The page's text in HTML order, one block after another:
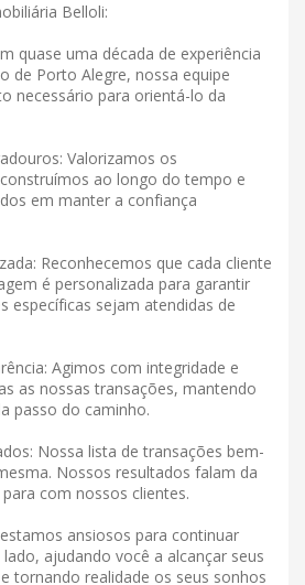
Belloli:
quase uma década de experiência
de Porto Alegre, nossa equipe
necessário para orientá-lo da
Valorizamos os
ao longo do tempo e
em manter a confiança
Reconhecemos que cada cliente
é personalizada para garantir
específicas sejam atendidas de
Agimos com integridade e
as nossas transações, mantendo
passo do caminho.
Nossa lista de transações bem-
Nossos resultados falam da
com nossos clientes.
ansiosos para continuar
ajudando você a alcançar seus
tornando realidade os seus sonhos